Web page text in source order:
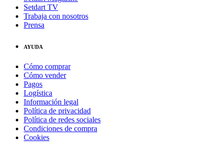
Setdart TV
Trabaja con nosotros
Prensa
AYUDA
Cómo comprar
Cómo vender
Pagos
Logística
Información legal
Política de privacidad
Política de redes sociales
Condiciones de compra
Cookies